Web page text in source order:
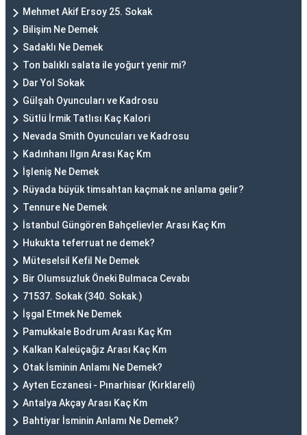
Mehmet Akif Ersoy 25. Sokak
Bilişim Ne Demek
Sadaklı Ne Demek
Ton balıklı salata ile yoğurt yenir mi?
Dar Yol Sokak
Gülşah Oyuncuları ve Kadrosu
Sütlü İrmik Tatlısı Kaç Kalori
Nevada Smith Oyuncuları ve Kadrosu
Kadınhanı Ilgın Arası Kaç Km
İşleniş Ne Demek
Rüyada büyük timsahtan kaçmak ne anlama gelir?
Tennure Ne Demek
İstanbul Güngören Bahçelievler Arası Kaç Km
Hukukta teferruat ne demek?
Müteselsil Kefil Ne Demek
Bir Olumsuzluk Öneki Bulmaca Cevabı
71537. Sokak (340. Sokak.)
İşgal Etmek Ne Demek
Pamukkale Bodrum Arası Kaç Km
Kalkan Kaleüçağız Arası Kaç Km
Otak İsminin Anlamı Ne Demek?
Ayten Eczanesi - Pınarhisar (Kırklareli)
Antalya Akçay Arası Kaç Km
Bahtiyar İsminin Anlamı Ne Demek?